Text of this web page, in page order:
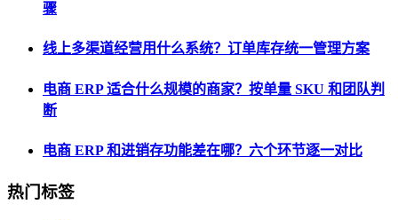
骤
线上多渠道经营用什么系统？订单库存统一管理方案
电商 ERP 适合什么规模的商家？按单量 SKU 和团队判
断
电商 ERP 和进销存功能差在哪？六个环节逐一对比
热门标签